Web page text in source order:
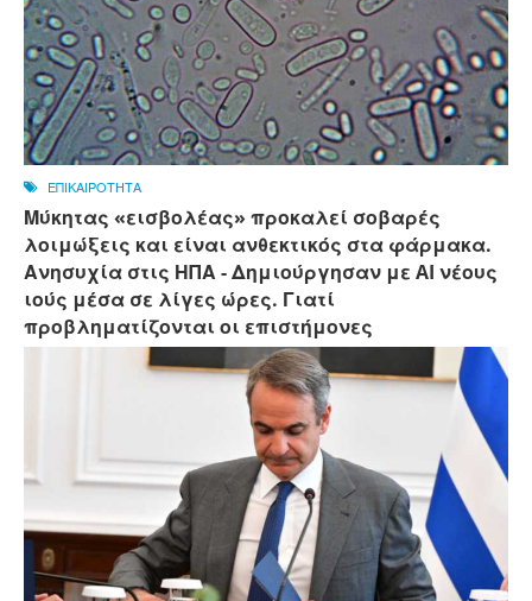
ΕΠΙΚΑΙΡΟΤΗΤΑ
Μύκητας «εισβολέας» προκαλεί σοβαρές
λοιμώξεις και είναι ανθεκτικός στα φάρμακα.
Ανησυχία στις ΗΠΑ - Δημιούργησαν με AI νέους
ιούς μέσα σε λίγες ώρες. Γιατί
προβληματίζονται οι επιστήμονες